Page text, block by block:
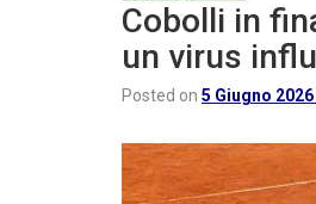
Cobolli in
un virus
Posted on 5 Giugno 2026